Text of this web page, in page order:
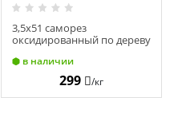
3,5х51 саморез
оксидированный по дереву
в наличии
299 /кг